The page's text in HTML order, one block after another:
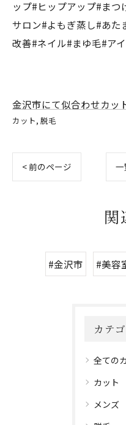
ップ#ヒップアップ#ま
サロン#よもぎ蒸し#あた
改善#ネイル#まゆ毛#ア
金沢市にて似合わせカッ
カット 脱毛
< 前のページ 一
関
#金沢市 #美容
カテ
全ての
カット
メンズ